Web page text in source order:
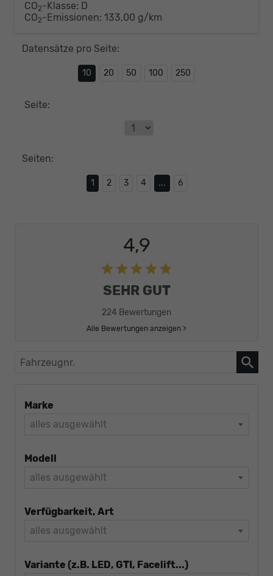
CO2-Klasse: D
CO2-Emissionen: 133,00 g/km
Datensätze pro Seite:
10 20 50 100 250
Seite:
Seiten:
1 2 3 4 ... 6
4,9
SEHR GUT
224 Bewertungen
Alle Bewertungen anzeigen >
Fahrzeugnr.
Marke
alles ausgewählt
Modell
alles ausgewählt
Verfügbarkeit, Art
alles ausgewählt
Variante (z.B. LED, GTI, Facelift...)